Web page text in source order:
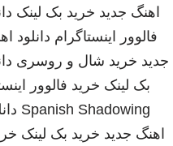
اهنگ جدید خرید بک لینک
فالوور اینستاگرام دانلود
جدید خرید شال و روسری
بک لینک خرید فالوور
Spanish Shadowing
اهنگ جدید خرید بک لینک